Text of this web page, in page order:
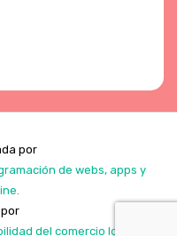
por
de webs, apps y
del comercio local.